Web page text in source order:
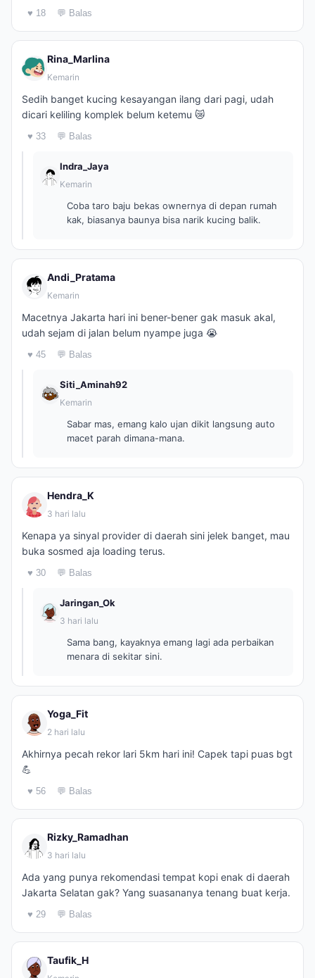
♥ 18 💬 Balas
Rina_Marlina
Kemarin
Sedih banget kucing kesayangan ilang dari pagi, udah
dicari keliling komplek belum ketemu 😿
♥ 33 💬 Balas
Indra_Jaya
Kemarin
Coba taro baju bekas ownernya di depan rumah
kak, biasanya baunya bisa narik kucing balik.
Andi_Pratama
Kemarin
Macetnya Jakarta hari ini bener-bener gak masuk akal,
udah sejam di jalan belum nyampe juga 😭
♥ 45 💬 Balas
Siti_Aminah92
Kemarin
Sabar mas, emang kalo ujan dikit langsung auto
macet parah dimana-mana.
Hendra_K
3 hari lalu
Kenapa ya sinyal provider di daerah sini jelek banget, mau
buka sosmed aja loading terus.
♥ 30 💬 Balas
Jaringan_Ok
3 hari lalu
Sama bang, kayaknya emang lagi ada perbaikan
menara di sekitar sini.
Yoga_Fit
2 hari lalu
Akhirnya pecah rekor lari 5km hari ini! Capek tapi puas bgt
💪
♥ 56 💬 Balas
Rizky_Ramadhan
3 hari lalu
Ada yang punya rekomendasi tempat kopi enak di daerah
Jakarta Selatan gak? Yang suasananya tenang buat kerja.
♥ 29 💬 Balas
Taufik_H